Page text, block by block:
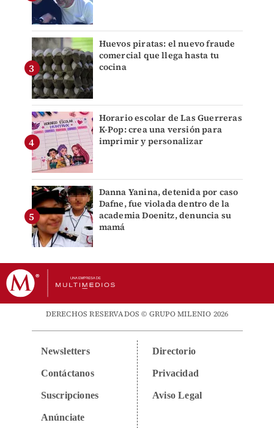
Huevos piratas: el nuevo fraude
comercial que llega hasta tu
cocina
Horario escolar de Las Guerreras
K-Pop: crea una versión para
imprimir y personalizar
Danna Yanina, detenida por caso
Dafne, fue violada dentro de la
academia Doenitz, denuncia su
mamá
DERECHOS RESERVADOS © GRUPO MILENIO 2026
Newsletters
Contáctanos
Suscripciones
Anúnciate
Directorio
Privacidad
Aviso Legal